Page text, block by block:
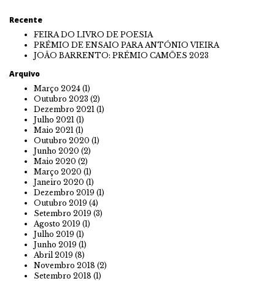
Recente
FEIRA DO LIVRO DE POESIA
PRÉMIO DE ENSAIO PARA ANTÓNIO VIEIRA
JOÃO BARRENTO: PRÉMIO CAMÕES 2023
Arquivo
Março 2024 (1)
Outubro 2023 (2)
Dezembro 2021 (1)
Julho 2021 (1)
Maio 2021 (1)
Outubro 2020 (1)
Junho 2020 (2)
Maio 2020 (2)
Março 2020 (1)
Janeiro 2020 (1)
Dezembro 2019 (1)
Outubro 2019 (4)
Setembro 2019 (3)
Agosto 2019 (1)
Julho 2019 (1)
Junho 2019 (1)
Abril 2019 (8)
Novembro 2018 (2)
Setembro 2018 (1)